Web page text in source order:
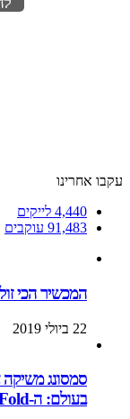
עקבו אחרינו
4,440 לייקים
91,483 עוקבים
המכשיר הכי
22 ביולי 2019
סמסונג
בעולם: ה-Galaxy Fold